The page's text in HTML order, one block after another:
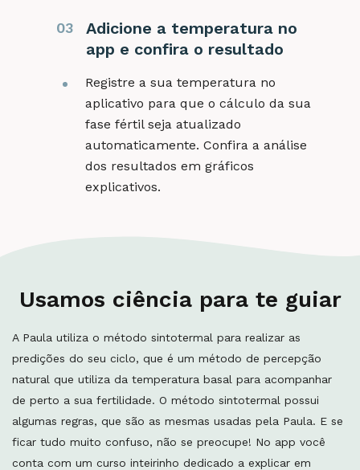
03
Adicione a temperatura no
app e confira o resultado
Registre a sua temperatura no
aplicativo para que o cálculo da sua
fase fértil seja atualizado
automaticamente. Confira a análise
dos resultados em gráficos
explicativos.
Usamos ciência para te guiar
A Paula utiliza o método sintotermal para realizar as
predições do seu ciclo, que é um método de percepção
natural que utiliza da temperatura basal para acompanhar
de perto a sua fertilidade. O método sintotermal possui
algumas regras, que são as mesmas usadas pela Paula. E se
ficar tudo muito confuso, não se preocupe! No app você
conta com um curso inteirinho dedicado a explicar em